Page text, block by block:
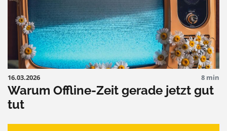
16.03.2026 8 min
Warum Offline-Zeit gerade jetzt gut
tut